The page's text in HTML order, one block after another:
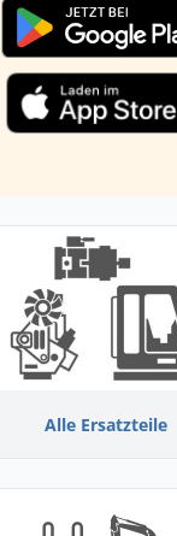
Alle Ersatzteile